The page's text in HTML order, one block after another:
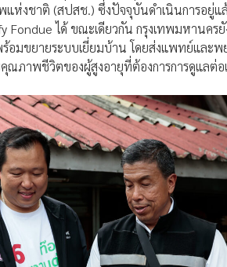
งชาติ (สปสช.) ซึ่งปัจจุบันดำเนินการอยู่แ
Fondue ได้ ขณะเดียวกัน กรุงเทพมหานค
อมขยายระบบเยี่ยมบ้าน โดยส่งแพทย์และ
ณภาพชีวิตของผู้สูงอายุที่ต้องการการดูแลต่อ